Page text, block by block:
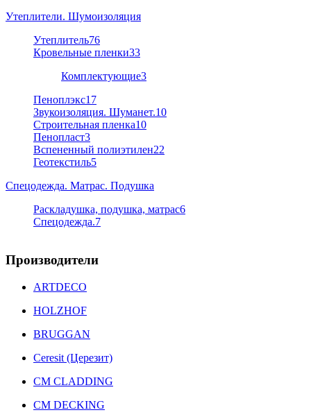
Утеплители. Шумоизоляция
Утеплитель76
Кровельные пленки33
Комплектующие3
Пеноплэкс17
Звукоизоляция. Шуманет.10
Строительная пленка10
Пенопласт3
Вспененный полиэтилен22
Геотекстиль5
Спецодежда. Матрас. Подушка
Раскладушка, подушка, матрас6
Спецодежда.7
Производители
ARTDECO
HOLZHOF
BRUGGAN
Ceresit (Церезит)
CM CLADDING
CM DECKING